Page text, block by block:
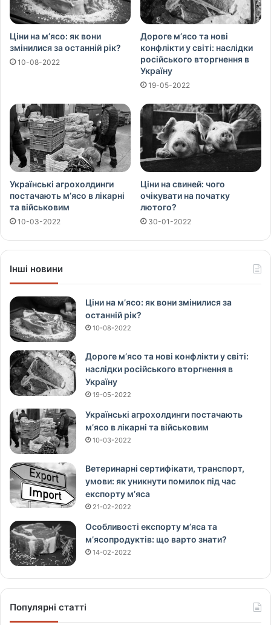
Ціни на м’ясо: як вони
змінилися за останній рік?
10-08-2022
Дороге м’ясо та нові
конфлікти у світі: наслідки
російського вторгнення в
Україну
19-05-2022
Українські агрохолдинги
постачають м’ясо в лікарні
та військовим
10-03-2022
Ціни на свиней: чого
очікувати на початку
лютого?
30-01-2022
Інші новини
Ціни на м’ясо: як вони змінилися за
останній рік?
10-08-2022
Дороге м’ясо та нові конфлікти у світі:
наслідки російського вторгнення в
Україну
19-05-2022
Українські агрохолдинги постачають
м’ясо в лікарні та військовим
10-03-2022
Ветеринарні сертифікати, транспорт,
умови: як уникнути помилок під час
експорту м’яса
21-02-2022
Особливості експорту м’яса та
м’ясопродуктів: що варто знати?
14-02-2022
Популярні статті